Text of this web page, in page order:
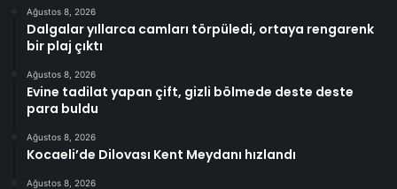
Ağustos 8, 2026
Dalgalar yıllarca camları törpüledi, ortaya rengarenk
bir plaj çıktı
Ağustos 8, 2026
Evine tadilat yapan çift, gizli bölmede deste deste
para buldu
Ağustos 8, 2026
Kocaeli’de Dilovası Kent Meydanı hızlandı
Ağustos 8, 2026